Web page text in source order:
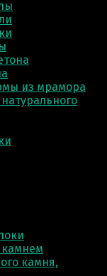
из мрамора
камня,